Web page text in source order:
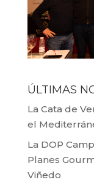
ÚLTIMAS
La Cata de
el
La DOP
Planes
Viñedo